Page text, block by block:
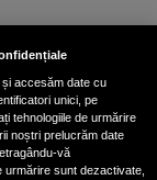
Vandici a
de
și i l-
„S-a dus la
aer”
accesăm date cu
unici, pe
tehnologiile de urmărire
noștri prelucrăm date
vă
urmărire sunt dezactivate,